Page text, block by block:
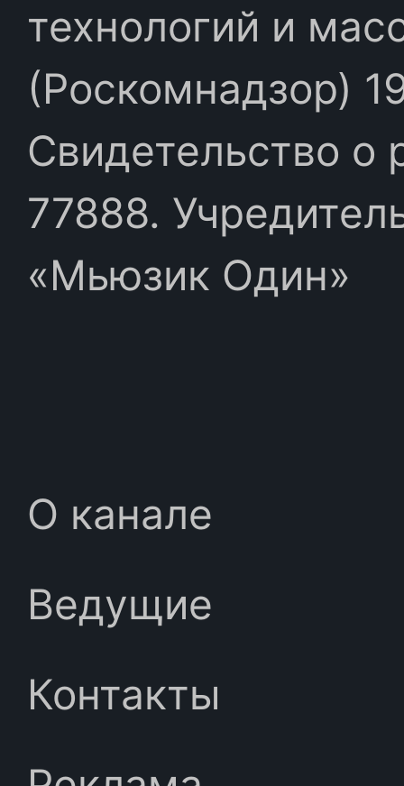
технологий и
(Роскомнадзор)
Свидетельство
77888.
«Мьюзик Один»
О канале
Ведущие
Контакты